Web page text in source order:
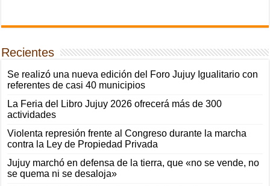
Recientes
Se realizó una nueva edición del Foro Jujuy Igualitario con
referentes de casi 40 municipios
La Feria del Libro Jujuy 2026 ofrecerá más de 300
actividades
Violenta represión frente al Congreso durante la marcha
contra la Ley de Propiedad Privada
Jujuy marchó en defensa de la tierra, que «no se vende, no
se quema ni se desaloja»